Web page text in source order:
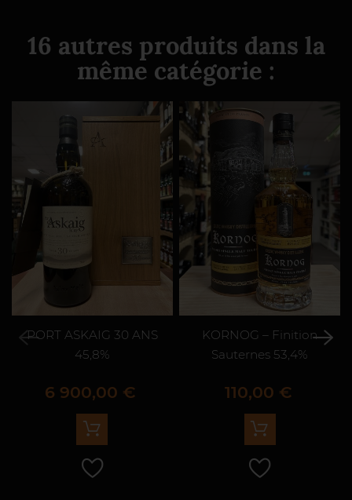
16 autres produits dans la
même catégorie :
PORT ASKAIG 30 ANS
45,8%
Prix
6 900,00 €
KORNOG – Finition
Sauternes 53,4%
Prix
110,00 €